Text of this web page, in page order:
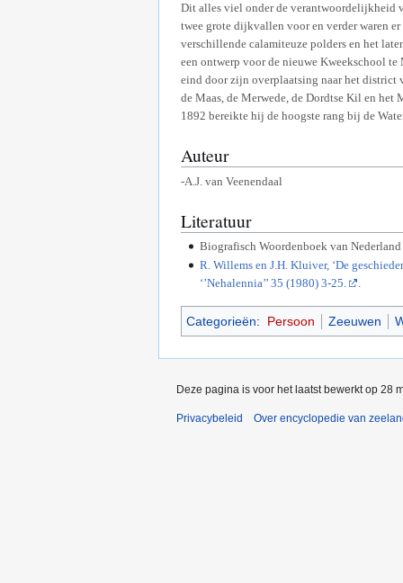
Dit alles viel onder de verantwoordelijkheid
twee grote dijkvallen voor en verder waren
verschillende calamiteuze polders en het
een ontwerp voor de nieuwe Kweekschool
eind door zijn overplaatsing naar het district
de Maas, de Merwede, de Dordtse Kil en
1892 bereikte hij de hoogste rang bij de
Auteur
-A.J. van Veenendaal
Literatuur
Biografisch Woordenboek van Nederland
R. Willems en J.H. Kluiver, ‘De
‘’Nehalennia’’ 35 (1980) 3-25.
.
Categorieën: Persoon Zeeuwen
Deze pagina is voor het laatst bewerkt op 28
Privacybeleid Over encyclopedie van